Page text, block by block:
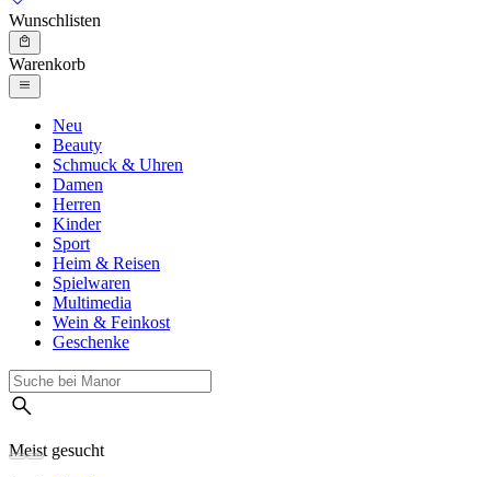
Wunschlisten
Warenkorb
Neu
Beauty
Schmuck & Uhren
Damen
Herren
Kinder
Sport
Heim & Reisen
Spielwaren
Multimedia
Wein & Feinkost
Geschenke
Meist gesucht